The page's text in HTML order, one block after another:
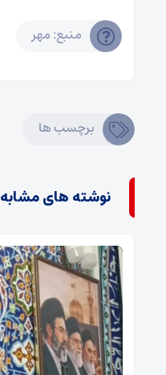
منبع: مهر
برچسب ها
نوشته های مشابه